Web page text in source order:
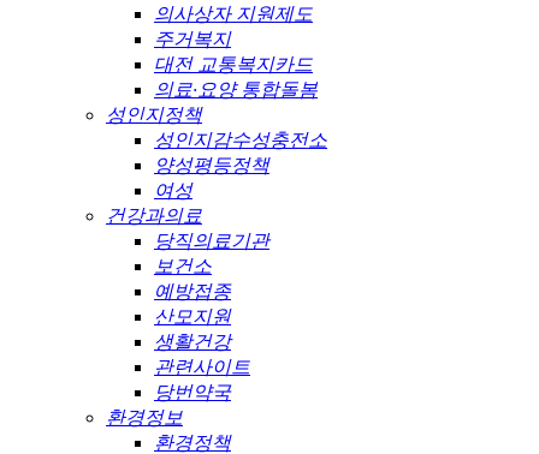
의사상자 지원제도
주거복지
대전 교통복지카드
의료·요양 통합돌봄
성인지정책
성인지감수성충전소
양성평등정책
여성
건강과의료
당직의료기관
보건소
예방접종
산모지원
생활건강
관련사이트
당번약국
환경정보
환경정책